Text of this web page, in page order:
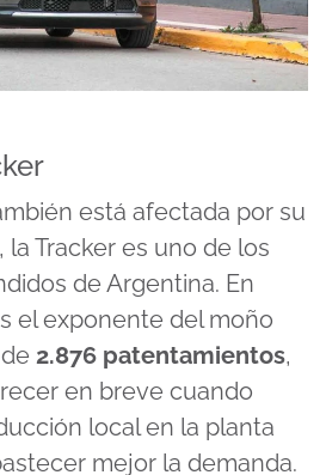
está afectada por su
Tracker es uno de los
de Argentina. En
el exponente del moño
2.876 patentamientos,
en breve cuando
local en la planta
mejor la demanda.